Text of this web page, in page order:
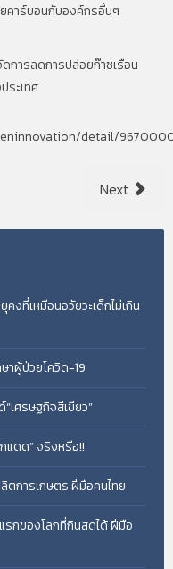
คาร์บอนกับองค์กรอื่นๆ
ดการลดการปล่อยก๊าซเรือน
ระเทศ
detail/
Next
งที่เหมือนอวัยวะเด็กไม่เกิน
ษาผู้ป่วยโควิด-19
เศรษฐกิจสีเขียว”
แดด” จริงหรือ!!
การเกษตร ฝีมือคนไทย
กของโลกที่กินสดได้ ฝีมือ